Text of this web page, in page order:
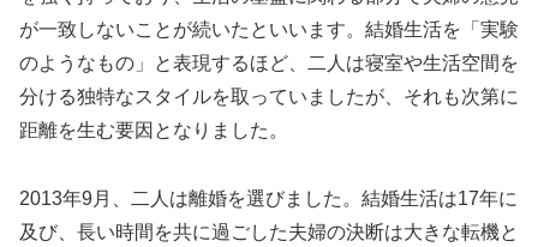
が一致しないことが続いたといいます。結婚生活を「実験
のようなもの」と表現するほど、二人は寝室や生活空間を
分ける独特なスタイルを取っていましたが、それも次第に
距離を生む要因となりました。
2013年9月、二人は離婚を選びました。結婚生活は17年に
及び、長い時間を共に過ごした夫婦の決断は大きな転機と